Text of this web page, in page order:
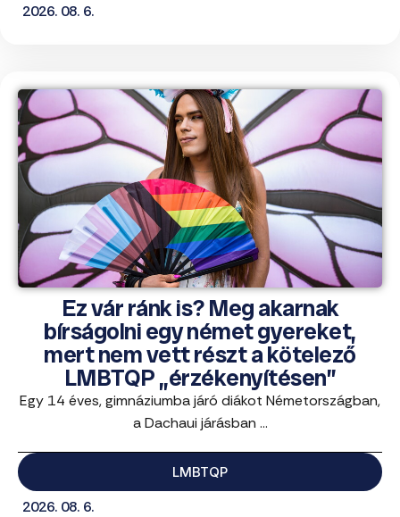
2026. 08. 6.
Ez vár ránk is? Meg akarnak
bírságolni egy német gyereket,
mert nem vett részt a kötelező
LMBTQP „érzékenyítésen”
Egy 14 éves, gimnáziumba járó diákot Németországban,
a Dachaui járásban ...
LMBTQP
2026. 08. 6.